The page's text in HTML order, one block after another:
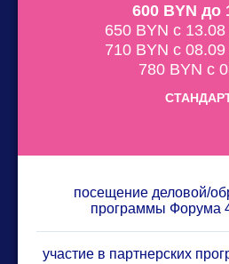
600 BYN до
650 BYN с
710 BYN с
780 BYN с
посещение деловой/
программы Форума
участие в партнерских